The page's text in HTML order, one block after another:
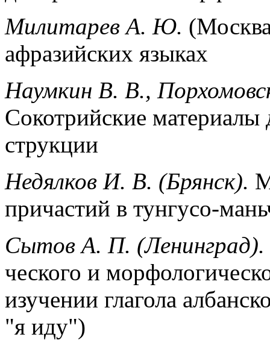
Милитарев А. Ю.
афразийских языках
Наумкин В. В.,
Сокотрийские
струкции
Недялков И. В. (Брянск).
причастий в тунгусо-
Сытов А. П. (Ленинград).
ческого и
изучении глагола
"я иду")